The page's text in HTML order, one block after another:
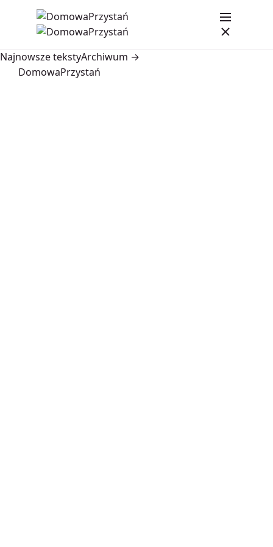
Najnowsze tekstyArchiwum →
DomowaPrzystań